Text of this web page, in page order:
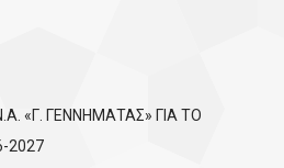
«Γ. ΓΕΝΝΗΜΑΤΑΣ» ΓΙΑ ΤΟ
2027